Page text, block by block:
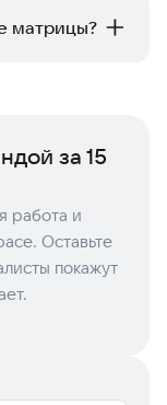
никто не
матрицы?
за 15
работа и
Оставьте
покажут